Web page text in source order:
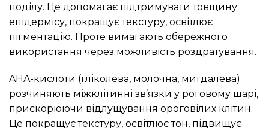
поділу. Це допомагає підтримувати товщину
епідермісу, покращує текстуру, освітлює
пігментацію. Проте вимагають обережного
використання через можливість роздратування.
AHA-кислоти (гліколева, молочна, мигдалева)
розчиняють міжклітинні зв’язки у роговому шарі,
прискорюючи відлущування ороговілих клітин.
Це покращує текстуру, освітлює тон, підвищує